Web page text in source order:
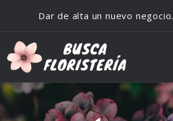
Dar de alta un nuevo negocio.